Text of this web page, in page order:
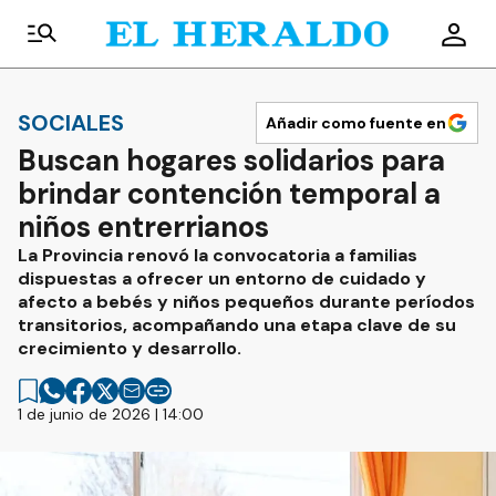
SOCIALES Añadir como fuente en
Buscan hogares solidarios para
brindar contención temporal a
niños entrerrianos
La Provincia renovó la convocatoria a familias
dispuestas a ofrecer un entorno de cuidado y
afecto a bebés y niños pequeños durante períodos
transitorios, acompañando una etapa clave de su
crecimiento y desarrollo.
1 de junio de 2026 | 14:00